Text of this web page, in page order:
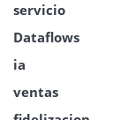
servicio
Dataflows
ia
ventas